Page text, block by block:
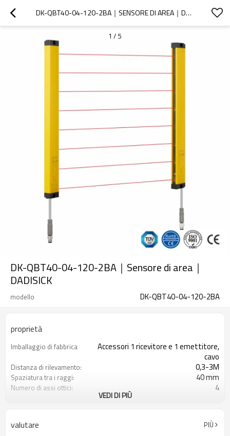
DK-QBT40-04-120-2BA｜SENSORE DI AREA｜DADISICK
1 / 5
DK-QBT40-04-120-2BA｜Sensore di area｜
DADISICK
modello DK-QBT40-04-120-2BA
proprietà
Imballaggio di fabbrica
Accessori 1 ricevitore e 1 emettitore,
cavo
Distanza di rilevamento: 0,3-3M
Spaziatura tra i raggi: 40 mm
Numero di assi ottici: 4
Spina di interfaccia Dotato di connettore M8
VEDI DI PIÙ
valutare PIÙ